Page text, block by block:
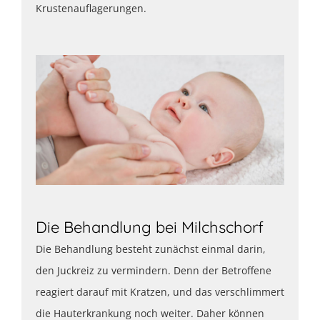
Krustenauflagerungen.
Die Behandlung bei Milchschorf
Die Behandlung besteht zunächst einmal darin,
den Juckreiz zu vermindern. Denn der Betroffene
reagiert darauf mit Kratzen, und das verschlimmert
die Hauterkrankung noch weiter. Daher können